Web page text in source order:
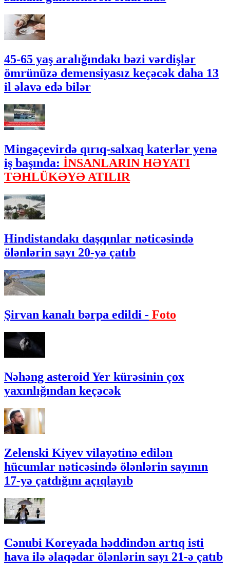
45-65 yaş aralığındakı bəzi vərdişlər
ömrünüzə demensiyasız keçəcək daha 13
il əlavə edə bilər
Mingəçevirdə qırıq-salxaq katerlər yenə
iş başında: İNSANLARIN HƏYATI
TƏHLÜKƏYƏ ATILIR
Hindistandakı daşqınlar nəticəsində
ölənlərin sayı 20-yə çatıb
Şirvan kanalı bərpa edildi - Foto
Nəhəng asteroid Yer kürəsinin çox
yaxınlığından keçəcək
Zelenski Kiyev vilayətinə edilən
hücumlar nəticəsində ölənlərin sayının
17-yə çatdığını açıqlayıb
Cənubi Koreyada həddindən artıq isti
hava ilə əlaqədar ölənlərin sayı 21-ə çatıb